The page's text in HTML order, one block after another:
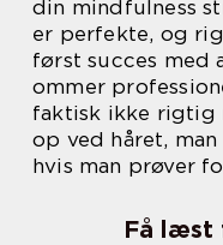
din mindfulness
er perfekte, og
først succes med
ommer
faktisk ikke
op ved håret,
hvis man prøver
Få læst